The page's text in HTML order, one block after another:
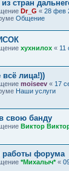
стран
Dr_G « 28 фев
Общение
хухнилох « 11
лица!))
moiseev « 17
Наши услуги
свою банду
Виктор
работы форума
*Михалыч*«